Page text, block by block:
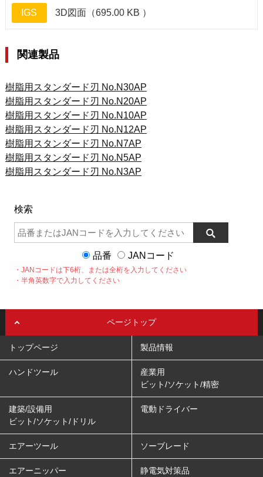
IGS 3D図面（695.00 KB ）
関連製品
樹脂用スタンダード刃 No.N30AP
樹脂用スタンダード刃 No.N20AP
樹脂用スタンダード刃 No.N10AP
樹脂用スタンダード刃 No.N12AP
樹脂用スタンダード刃 No.N7AP
樹脂用スタンダード刃 No.N5AP
樹脂用スタンダード刃 No.N3AP
検索
品番 JANコード
・JANコードは下6桁、または全桁を入力してください
・半角英数字で入力してください
ページトップ
トップページ 製品情報
ハンドツール
産業用
ビット/ソケット/精密
建築/設備用
ビット/ソケット/ドリル
電動ドライバー
エアーツール ソーブレード
エアーニッパー 静電気対策品